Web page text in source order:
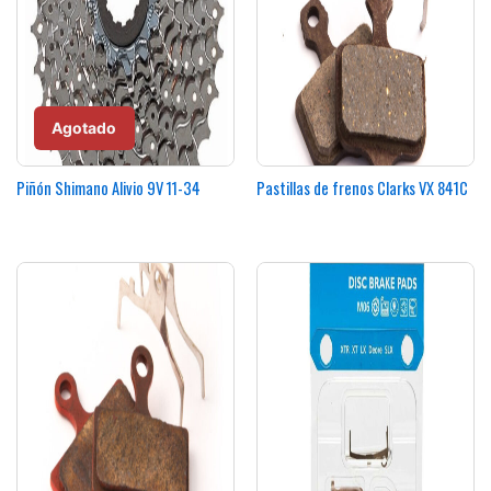
Agotado
Piñón Shimano Alivio 9V 11-34 Pastillas de frenos Clarks VX 841C